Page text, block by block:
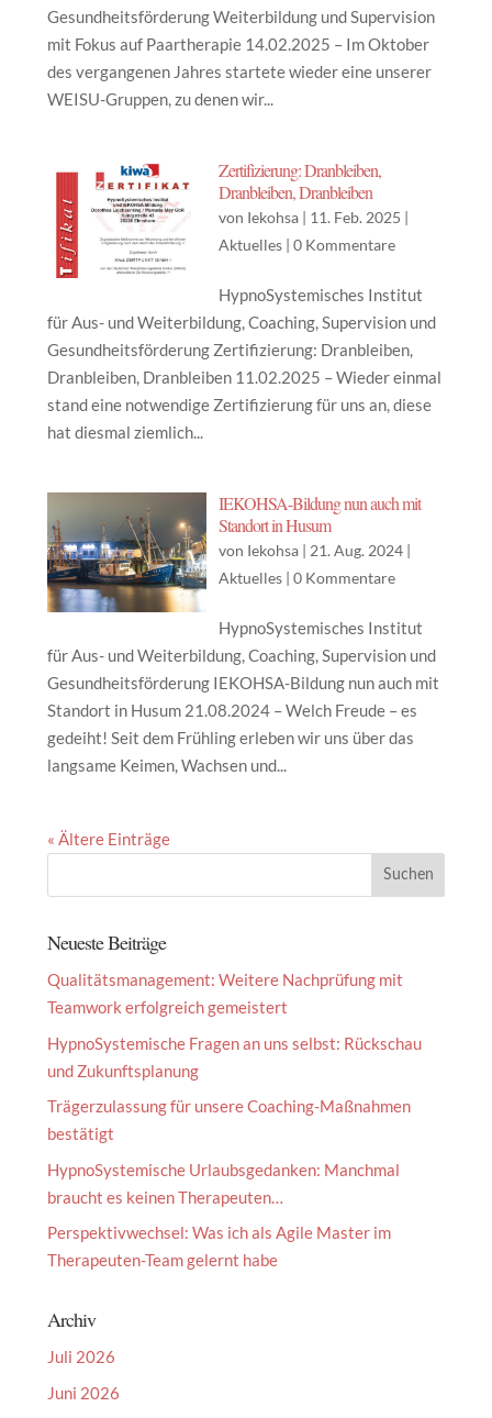
Gesundheitsförderung Weiterbildung und Supervision
mit Fokus auf Paartherapie 14.02.2025 – Im Oktober
des vergangenen Jahres startete wieder eine unserer
WEISU-Gruppen, zu denen wir...
Zertifizierung: Dranbleiben,
Dranbleiben, Dranbleiben
von Iekohsa| 11. Feb. 2025 |
Aktuelles| 0 Kommentare
HypnoSystemisches Institut
für Aus- und Weiterbildung, Coaching, Supervision und
Gesundheitsförderung Zertifizierung: Dranbleiben,
Dranbleiben, Dranbleiben 11.02.2025 – Wieder einmal
stand eine notwendige Zertifizierung für uns an, diese
hat diesmal ziemlich...
IEKOHSA-Bildung nun auch mit
Standort in Husum
von Iekohsa| 21. Aug. 2024|
Aktuelles| 0 Kommentare
HypnoSystemisches Institut
für Aus- und Weiterbildung, Coaching, Supervision und
Gesundheitsförderung IEKOHSA-Bildung nun auch mit
Standort in Husum 21.08.2024 – Welch Freude – es
gedeiht! Seit dem Frühling erleben wir uns über das
langsame Keimen, Wachsen und...
« Ältere Einträge
Neueste Beiträge
Qualitätsmanagement: Weitere Nachprüfung mit
Teamwork erfolgreich gemeistert
HypnoSystemische Fragen an uns selbst: Rückschau
und Zukunftsplanung
Trägerzulassung für unsere Coaching-Maßnahmen
bestätigt
HypnoSystemische Urlaubsgedanken: Manchmal
braucht es keinen Therapeuten…
Perspektivwechsel: Was ich als Agile Master im
Therapeuten-Team gelernt habe
Archiv
Juli 2026
Juni 2026